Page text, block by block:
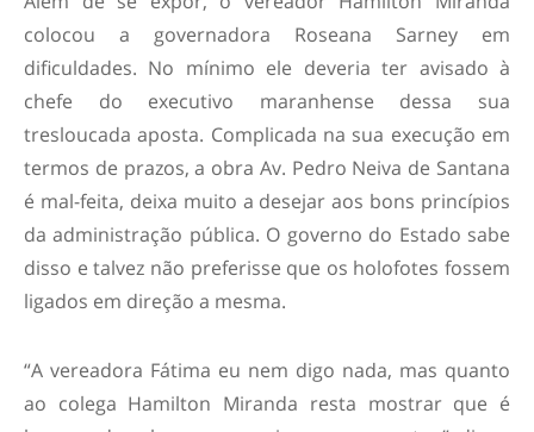
colocou a governadora Roseana Sarney em
dificuldades. No mínimo ele deveria ter avisado à
chefe do executivo maranhense dessa sua
tresloucada aposta. Complicada na sua execução em
termos de prazos, a obra Av. Pedro Neiva de Santana
é mal-feita, deixa muito a desejar aos bons princípios
da administração pública. O governo do Estado sabe
disso e talvez não preferisse que os holofotes fossem
ligados em direção a mesma.
“A vereadora Fátima eu nem digo nada, mas quanto
ao colega Hamilton Miranda resta mostrar que é